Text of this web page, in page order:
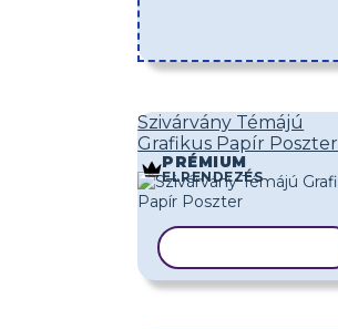
Szivárvány Témájú
Grafikus Papír Poszter
PRÉMIUM
ELRENDEZÉS